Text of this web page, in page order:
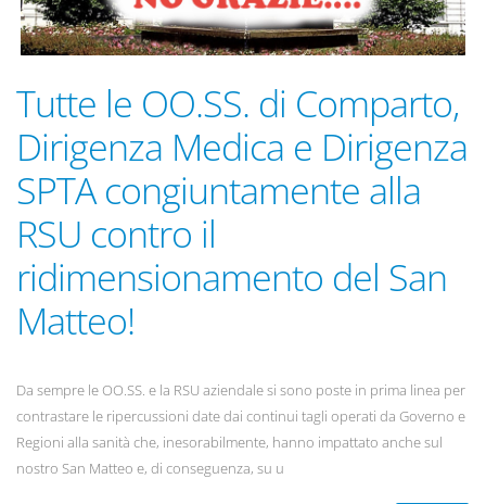
Tutte le OO.SS. di Comparto,
Dirigenza Medica e Dirigenza
SPTA congiuntamente alla
RSU contro il
ridimensionamento del San
Matteo!
Da sempre le OO.SS. e la RSU aziendale si sono poste in prima linea per
contrastare le ripercussioni date dai continui tagli operati da Governo e
Regioni alla sanità che, inesorabilmente, hanno impattato anche sul
nostro San Matteo e, di conseguenza, su u